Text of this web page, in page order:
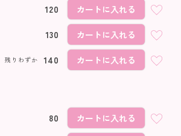
120 カートに入れる
130 カートに入れる
140
残りわずか カートに入れる
80 カートに入れる